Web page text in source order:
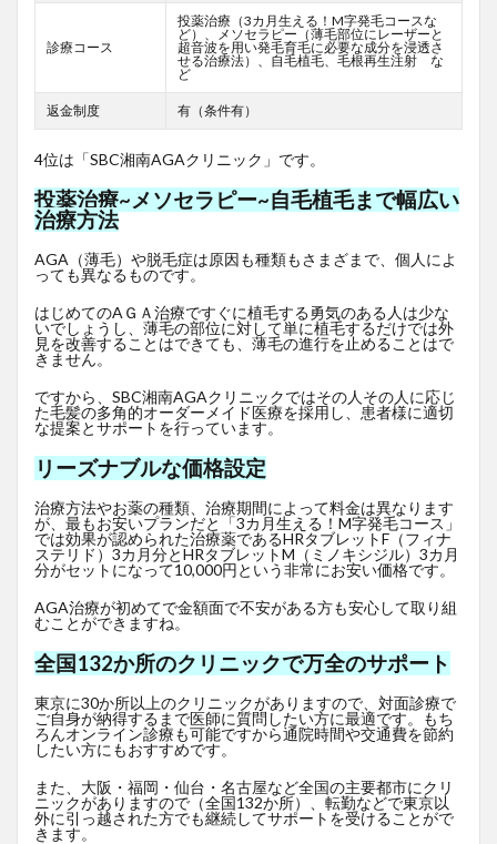
診療コース
投薬治療（3カ月生える！M字発毛コースな
ど）、メソセラピー（薄毛部位にレーザーと
超音波を用い発毛育毛に必要な成分を浸透さ
せる治療法）、自毛植毛、毛根再生注射 な
ど
返金制度 有（条件有）
4位は「SBC湘南AGAクリニック」です。
投薬治療~メソセラピー~自毛植毛まで幅広い
治療方法
AGA（薄毛）や脱毛症は原因も種類もさまざまで、個人によ
っても異なるものです。
はじめてのAＧＡ治療ですぐに植毛する勇気のある人は少な
いでしょうし、薄毛の部位に対して単に植毛するだけでは外
見を改善することはできても、薄毛の進行を止めることはで
きません。
ですから、SBC湘南AGAクリニックではその人その人に応じ
た毛髪の多角的オーダーメイド医療を採用し、患者様に適切
な提案とサポートを行っています。
リーズナブルな価格設定
治療方法やお薬の種類、治療期間によって料金は異なります
が、最もお安いプランだと「3カ月生える！M字発毛コース」
では効果が認められた治療薬であるHRタブレットF （フィナ
ステリド）3カ月分とHRタブレットM（ミノキシジル）3カ月
分がセットになって10,000円という非常にお安い価格です。
AGA治療が初めてで金額面で不安がある方も安心して取り組
むことができますね。
全国132か所のクリニックで万全のサポート
東京に30か所以上のクリニックがありますので、対面診療で
ご自身が納得するまで医師に質問したい方に最適です。もち
ろんオンライン診療も可能ですから通院時間や交通費を節約
したい方にもおすすめです。
また、大阪・福岡・仙台・名古屋など全国の主要都市にクリ
ニックがありますので（全国132か所）、転勤などで東京以
外に引っ越された方でも継続してサポートを受けることがで
きます。